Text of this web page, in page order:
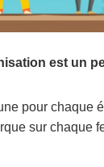
est un
pour chaque
sur chaque